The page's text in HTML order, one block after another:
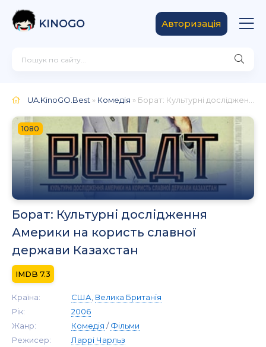
KINOGO Авторизація
UA.KinoGO.Best » Комедія » Борат: Культурні дослідження Америки на користь славної держави Казахстан
1080
Борат: Культурні дослідження
Америки на користь славної
держави Казахстан
7.3
Країна: США Велика Британія
Рік:
2006
Жанр:
Комедія /Фільми
Режисер:
Ларрі Чарльз